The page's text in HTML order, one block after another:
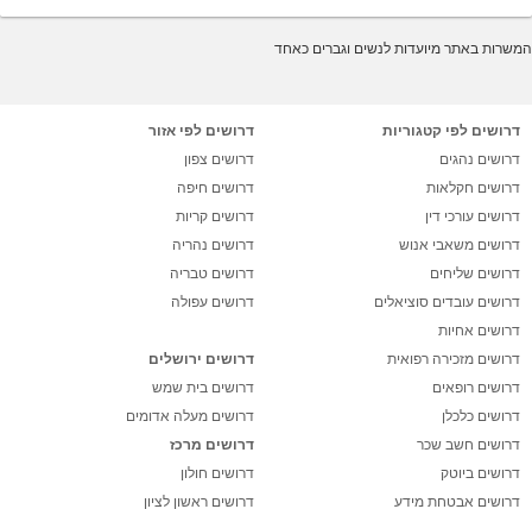
המשרות באתר מיועדות לנשים וגברים כאחד
דרושים לפי קטגוריות
דרושים נהגים
דרושים חקלאות
דרושים עורכי דין
דרושים משאבי אנוש
דרושים שליחים
דרושים עובדים סוציאלים
דרושים אחיות
דרושים מזכירה רפואית
דרושים רופאים
דרושים כלכלן
דרושים חשב שכר
דרושים ביוטק
דרושים אבטחת מידע
דרושים לפי אזור
דרושים צפון
דרושים חיפה
דרושים קריות
דרושים נהריה
דרושים טבריה
דרושים עפולה
דרושים ירושלים
דרושים בית שמש
דרושים מעלה אדומים
דרושים מרכז
דרושים חולון
דרושים ראשון לציון